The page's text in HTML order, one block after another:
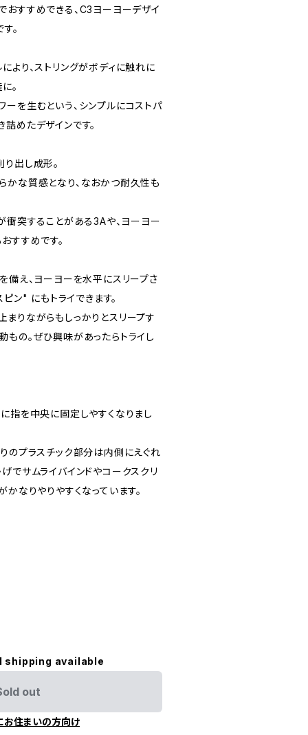
おすすめできる、C3ヨーヨーデザイ
。
より、ストリングがボディに触れに
。
を生むという、シンプルにコストパ
めたデザインです。
出し成形。
かな質感となり、なおかつ耐久性も
衝突することがある3Aや、ヨーヨー
すすめです。
備え、ヨーヨーを水平にスリープさ
ン" にもトライできます。
りながらもしっかりとスリープす
の。ぜひ興味があったらトライし
指を中央に固定しやすくなりまし
のプラスチック部分は内側にえぐれ
でサムライバインドやコークスクリ
かなりやりやすくなっています。
shipping available
out
お住まいの方向け